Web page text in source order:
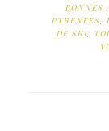
BONNES
PYRENEES
DE SKI,